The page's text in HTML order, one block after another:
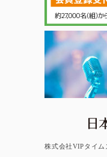
日本タレント名鑑
株式会社VIPタイム